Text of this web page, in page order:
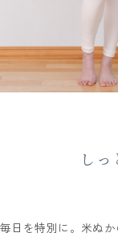
し
毎日を特別に。米ぬ